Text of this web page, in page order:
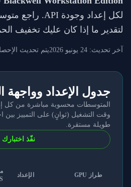
لتقدير ما إذا كان عليك تخفيف
آخر تحديث: 24 يونيو 2026 يتم تحديث
جدول الإعداد وواجهة
المتوسطات محسوبة مباشرة من كل
وقت التشغيل (ثوانٍ) على التمييز بين
طويلة مستقرة.
نفّذ اختبارك
طراز GPU الإعداد